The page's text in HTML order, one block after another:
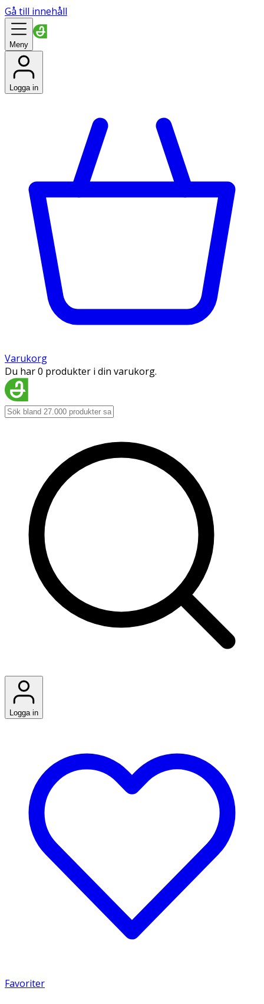
Gå till innehåll
Meny
Logga in
Varukorg
Du har 0 produkter i din varukorg.
Logga in
Favoriter